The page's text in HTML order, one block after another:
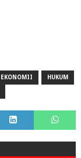
EKONOMII HUKUM